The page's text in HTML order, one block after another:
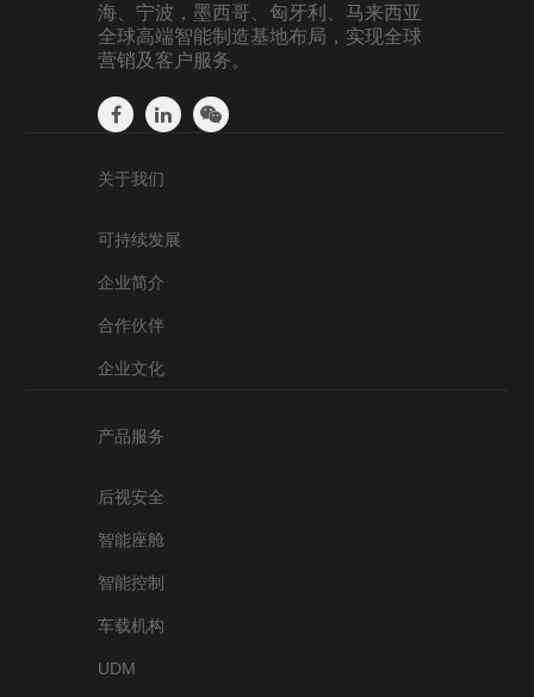
海、宁波，墨西哥、匈牙利、马来西亚
全球高端智能制造基地布局，实现全球
营销及客户服务。
关于我们
可持续发展
企业简介
合作伙伴
企业文化
产品服务
后视安全
智能座舱
智能控制
车载机构
UDM